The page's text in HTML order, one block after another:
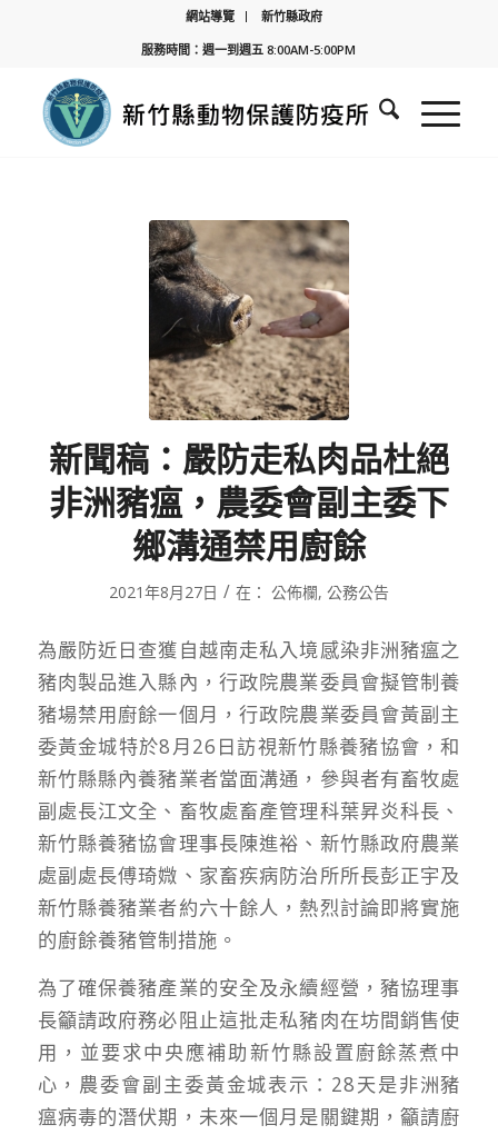
網站導覽
新竹縣政府
服務時間：週一到週五 8:00AM-5:00PM
新聞稿：嚴防走私肉品杜絕
非洲豬瘟，農委會副主委下
鄉溝通禁用廚餘
2021年8月27日 / 在： 公佈欄, 公務公告
為嚴防近日查獲自越南走私入境感染非洲豬瘟之
豬肉製品進入縣內，行政院農業委員會擬管制養
豬場禁用廚餘一個月，行政院農業委員會黃副主
委黃金城特於8月26日訪視新竹縣養豬協會，和
新竹縣縣內養豬業者當面溝通，參與者有畜牧處
副處長江文全、畜牧處畜產管理科葉昇炎科長、
新竹縣養豬協會理事長陳進裕、新竹縣政府農業
處副處長傅琦媺、家畜疾病防治所所長彭正宇及
新竹縣養豬業者約六十餘人，熱烈討論即將實施
的廚餘養豬管制措施。
為了確保養豬產業的安全及永續經營，豬協理事
長籲請政府務必阻止這批走私豬肉在坊間銷售使
用，並要求中央應補助新竹縣設置廚餘蒸煮中
心，農委會副主委黃金城表示：28天是非洲豬
瘟病毒的潛伏期，未來一個月是關鍵期，籲請廚